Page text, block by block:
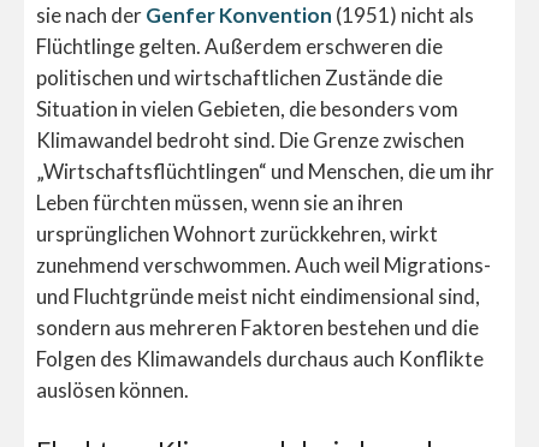
sie nach derGenfer Konvention (1951) nicht als
Flüchtlinge gelten. Außerdem erschweren die
politischen und wirtschaftlichen Zustände die
Situation in vielen Gebieten, die besonders vom
Klimawandel bedroht sind. Die Grenze zwischen
„Wirtschaftsflüchtlingen“ und Menschen, die um ihr
Leben fürchten müssen, wenn sie an ihren
ursprünglichen Wohnort zurückkehren, wirkt
zunehmend verschwommen. Auch weil Migrations-
und Fluchtgründe meist nicht eindimensional sind,
sondern aus mehreren Faktoren bestehen und die
Folgen des Klimawandels durchaus auch Konflikte
auslösen können.